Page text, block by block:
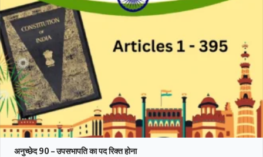
अनुच्छेद 90 – उपसभापति का पद रिक्त होना